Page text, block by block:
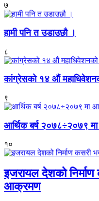
७
हामी पनि त उडाउछौ ।
८
कांग्रेसको १४ औं
९
आर्थिक बर्ष २०७८÷२०७९
१०
इजरायल देशको
आक्रमण